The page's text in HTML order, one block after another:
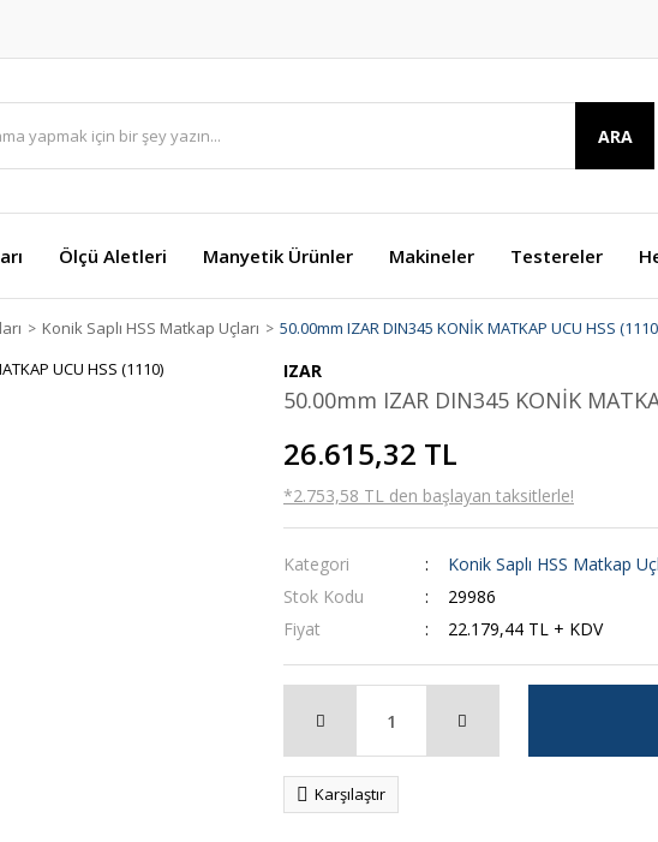
ARA
Ölçü Aletleri Manyetik Ürünler Makineler Testereler
Konik Saplı HSS Matkap Uçları 50.00mm IZAR DIN345 KONİK MATKAP UCU HSS
IZAR
50.00mm IZAR DIN345 KONİK
26.615,32 TL
*2.753,58 TL den başlayan taksitlerle!
Kategori
Konik Saplı HSS Matkap
Stok Kodu
29986
Fiyat
22.179,44 TL + KDV
Karşılaştır